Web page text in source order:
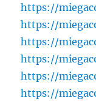
https://
https://
https://
https://
https://
https://